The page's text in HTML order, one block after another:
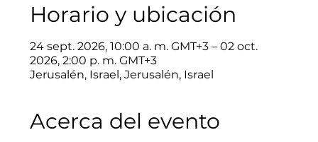
Horario y ubicación
24 sept. 2026, 10:00 a. m. GMT+3 – 02 oct.
2026, 2:00 p. m. GMT+3
Jerusalén, Israel, Jerusalén, Israel
Acerca del evento